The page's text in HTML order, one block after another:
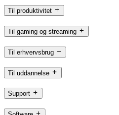
Til produktivitet
Til gaming og streaming
Til erhvervsbrug
Til uddannelse
Support